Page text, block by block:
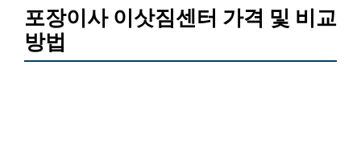
포장이사 이삿짐센터 가격 및 비교
방법